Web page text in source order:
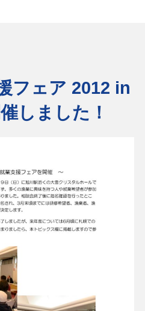
フェア 2012 in
しました！